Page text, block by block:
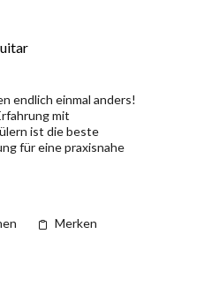
endlich einmal anders!
mit
ist die beste
für eine praxisnahe
Wissens und ihrer...
Merken